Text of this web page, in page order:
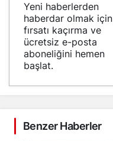
Yeni haberlerden
haberdar olmak için
fırsatı kaçırma ve
ücretsiz e-posta
aboneliğini hemen
başlat.
Benzer Haberler